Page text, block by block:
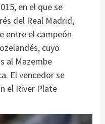
en el que se
del Real Madrid,
entre el campeón
cuyo
al Mazembe
El vencedor se
el River Plate